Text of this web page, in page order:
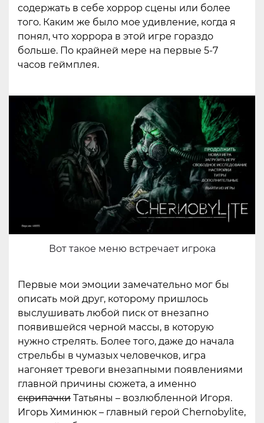
содержать в себе хоррор сцены или более
того. Каким же было мое удивление, когда я
понял, что хоррора в этой игре гораздо
больше. По крайней мере на первые 5-7
часов геймплея.
Вот такое меню встречает игрока
Первые мои эмоции замечательно мог бы
описать мой друг, которому пришлось
выслушивать любой писк от внезапно
появившейся черной массы, в которую
нужно стрелять. Более того, даже до начала
стрельбы в чумазых человечков, игра
нагоняет тревоги внезапными появлениями
главной причины сюжета, а именно
скрипачки Татьяны – возлюбленной Игоря.
Игорь Химинюк – главный герой Chernobylite,